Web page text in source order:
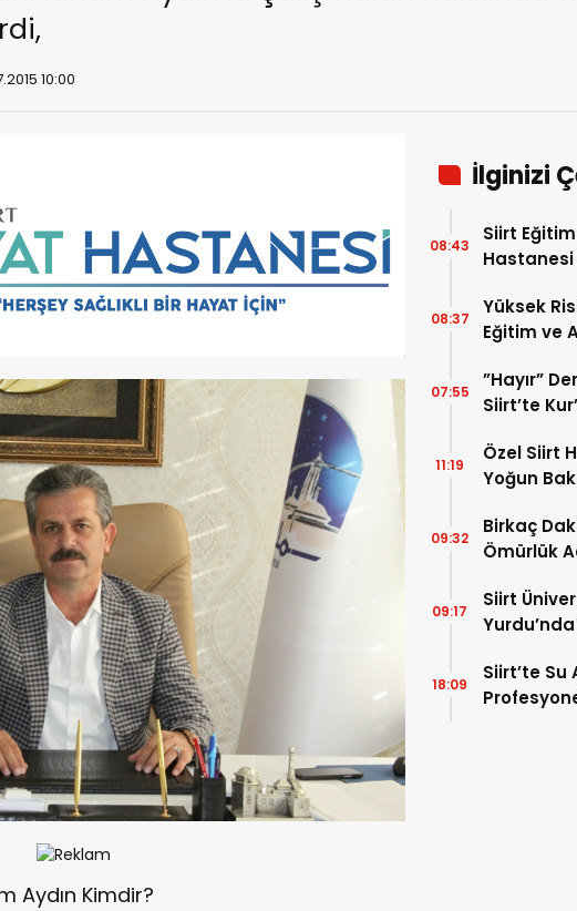
10:00
Aydın Kimdir?
İlginizi
Siirt
“Akciğer
Kanser
08:43
Yüksek
Eğitim ve
Edildi
08:37
”Hayır”
Siirt’te
07:55
Özel Siirt
Yoğun
11:19
Birkaç
Ömürlük
09:32
Siirt
Faciayı
09:17
Siirt’te Su
18:09